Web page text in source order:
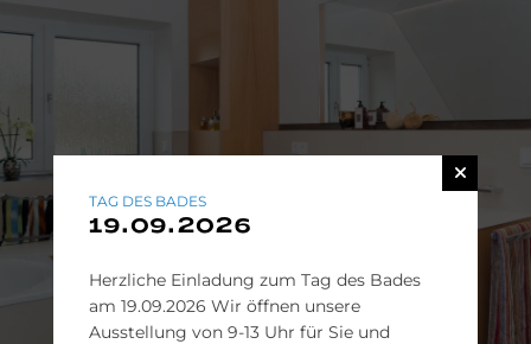
TAG DES BADES
19.09.2026
Herzliche Einladung zum Tag des Bades
am 19.09.2026 Wir öffnen unsere
Ausstellung von 9-13 Uhr für Sie und